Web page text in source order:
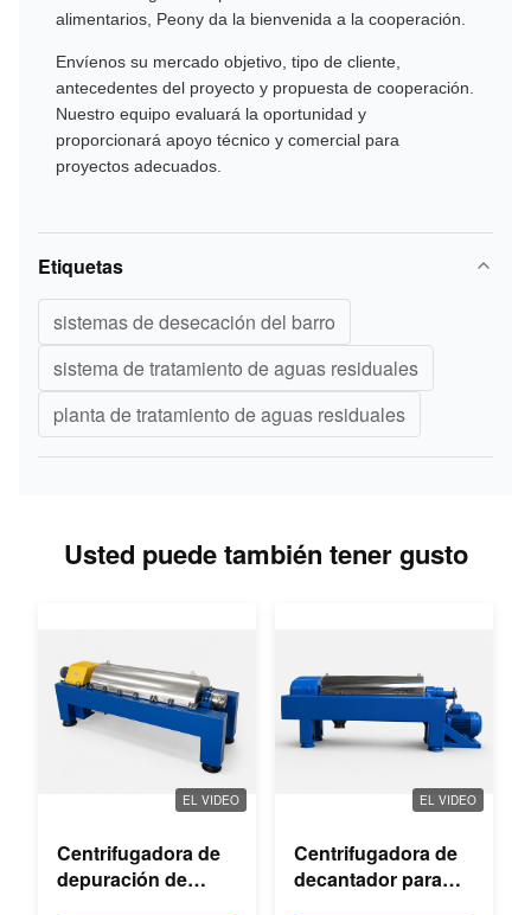
alimentarios, Peony da la bienvenida a la cooperación.
Envíenos su mercado objetivo, tipo de cliente,
antecedentes del proyecto y propuesta de cooperación.
Nuestro equipo evaluará la oportunidad y
proporcionará apoyo técnico y comercial para
proyectos adecuados.
Etiquetas
sistemas de desecación del barro
sistema de tratamiento de aguas residuales
planta de tratamiento de aguas residuales
Usted puede también tener gusto
EL VIDEO
Centrifugadora de
depuración de
EL VIDEO
Centrifugadora de
decantador para